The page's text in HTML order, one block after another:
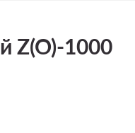
Z(O)-1000